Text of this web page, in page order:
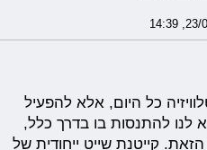
כל היום, אלא להפעיל
לנו להתנסות בו בדרך כלל,
קייטנת שייט ייחודית של